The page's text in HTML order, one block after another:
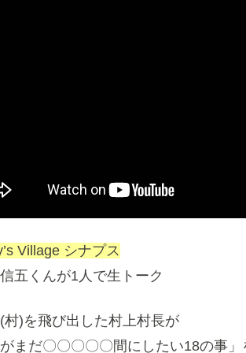
Village シナプス
五くんが1人で生トーク
村)を飛び出した村上村長が
がまだ〇〇〇〇〇間にしたい18の事